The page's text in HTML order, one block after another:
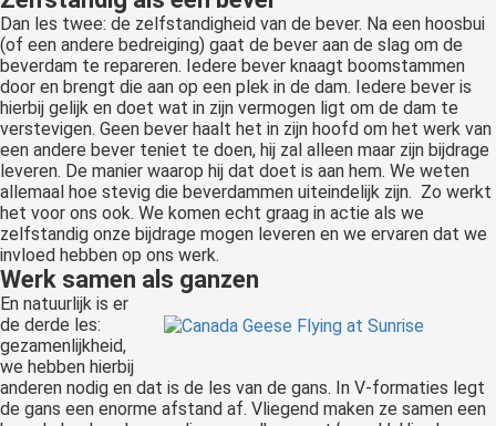
Dan les twee: de zelfstandigheid van de bever. Na een hoosbui
(of een andere bedreiging) gaat de bever aan de slag om de
beverdam te repareren. Iedere bever knaagt boomstammen
door en brengt die aan op een plek in de dam. Iedere bever is
hierbij gelijk en doet wat in zijn vermogen ligt om de dam te
verstevigen. Geen bever haalt het in zijn hoofd om het werk van
een andere bever teniet te doen, hij zal alleen maar zijn bijdrage
leveren. De manier waarop hij dat doet is aan hem. We weten
allemaal hoe stevig die beverdammen uiteindelijk zijn. Zo werkt
het voor ons ook. We komen echt graag in actie als we
zelfstandig onze bijdrage mogen leveren en we ervaren dat we
invloed hebben op ons werk.
Werk samen als ganzen
En natuurlijk is er
de derde les:
gezamenlijkheid,
we hebben hierbij
anderen nodig en dat is de les van de gans. In V-formaties legt
de gans een enorme afstand af. Vliegend maken ze samen een